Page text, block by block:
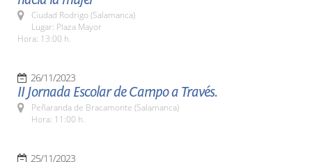
Ciudad Rodrigo (Salamanca)
Lugar: Plaza Mayor
Hora: 13:00 h.
26/11/2023
II Jornada Escolar de Campo a Través.
Peñaranda de Bracamonte (Salamanca)
Hora: 11:00 h.
25/11/2023